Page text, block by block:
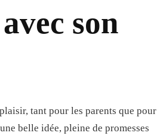
son
tant pour les parents que pour
belle idée, pleine de promesses